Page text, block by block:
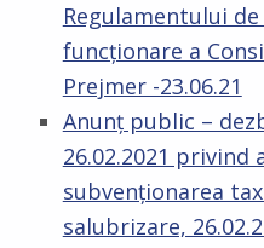
Regulamentului
funcționare a
Prejmer -23.06.21
Anunț public –
26.02.2021 privind
subvenționarea
salubrizare,